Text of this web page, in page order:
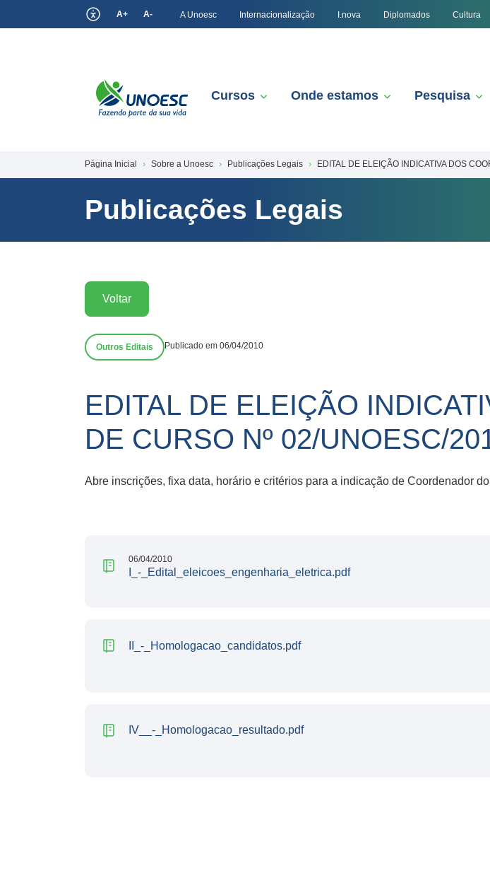
A+ A- A Unoesc Internacionalização I.nova Diplomados Cultura
Cursos Onde estamos Pesquisa
Página Inicial Sobre a Unoesc Publicações Legais EDITAL DE ELEIÇÃO INDICATIVA DOS
Publicações Legais
Voltar
Outros Editais Publicado em 06/04/2010
EDITAL DE ELEIÇÃO
DE CURSO Nº 02/UNOESC/
Abre inscrições, fixa data, horário e critérios para a indicação de Coordenador
06/04/2010
I_-_Edital_eleicoes_engenharia_eletrica.pdf
II_-_Homologacao_candidatos.pdf
IV__-_Homologacao_resultado.pdf